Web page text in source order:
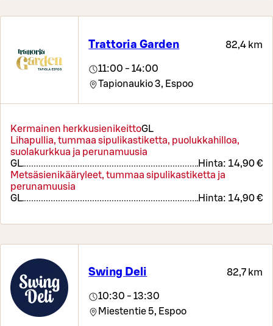
Trattoria Garden 82,4 km
11:00 - 14:00
Tapionaukio 3, Espoo
Kermainen herkkusienikeittoGL
Lihapullia, tummaa sipulikastiketta, puolukkahilloa,
suolakurkkua ja perunamuusia
GL Hinta: 14,90 €
Metsäsienikääryleet, tummaa sipulikastiketta ja
perunamuusia
GL Hinta: 14,90 €
Swing Deli 82,7 km
10:30 - 13:30
Miestentie 5, Espoo